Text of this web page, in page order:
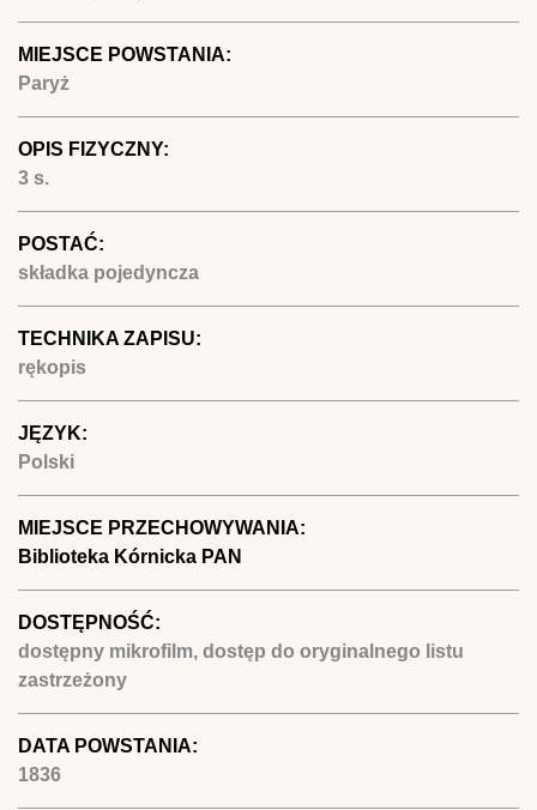
MIEJSCE POWSTANIA:
Paryż
OPIS FIZYCZNY:
3 s.
POSTAĆ:
składka pojedyncza
TECHNIKA ZAPISU:
rękopis
JĘZYK:
Polski
MIEJSCE PRZECHOWYWANIA:
Biblioteka Kórnicka PAN
DOSTĘPNOŚĆ:
dostępny mikrofilm, dostęp do oryginalnego listu
zastrzeżony
DATA POWSTANIA:
1836